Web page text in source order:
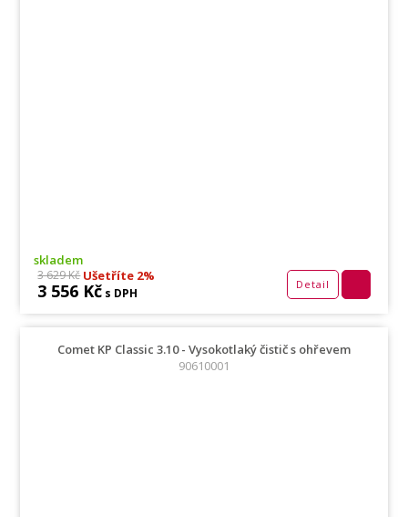
skladem
3 629 KčUšetříte 2%
3 556 Kč s DPH
Detail
Comet KP Classic 3.10 - Vysokotlaký čistič s ohřevem
90610001